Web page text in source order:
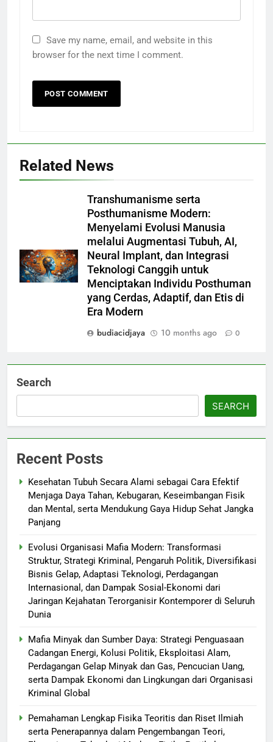
Save my name, email, and website in this
browser for the next time I comment.
Related News
Transhumanisme serta
Posthumanisme Modern:
Menyelami Evolusi Manusia
melalui Augmentasi Tubuh, AI,
Neural Implant, dan Integrasi
Teknologi Canggih untuk
Menciptakan Individu Posthuman
yang Cerdas, Adaptif, dan Etis di
Era Modern
budiacidjaya
10 months ago 0
Search
SEARCH
Recent Posts
Kesehatan Tubuh Secara Alami sebagai Cara Efektif
Menjaga Daya Tahan, Kebugaran, Keseimbangan Fisik
dan Mental, serta Mendukung Gaya Hidup Sehat Jangka
Panjang
Evolusi Organisasi Mafia Modern: Transformasi
Struktur, Strategi Kriminal, Pengaruh Politik, Diversifikasi
Bisnis Gelap, Adaptasi Teknologi, Perdagangan
Internasional, dan Dampak Sosial-Ekonomi dari
Jaringan Kejahatan Terorganisir Kontemporer di Seluruh
Dunia
Mafia Minyak dan Sumber Daya: Strategi Penguasaan
Cadangan Energi, Kolusi Politik, Eksploitasi Alam,
Perdagangan Gelap Minyak dan Gas, Pencucian Uang,
serta Dampak Ekonomi dan Lingkungan dari Organisasi
Kriminal Global
Pemahaman Lengkap Fisika Teoritis dan Riset Ilmiah
serta Penerapannya dalam Pengembangan Teori,